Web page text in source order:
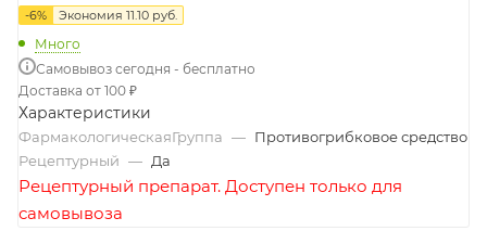
-6% Экономия 11.10 руб.
Много
Самовывоз сегодня - бесплатно
Доставка от 100 ₽
Характеристики
ФармакологическаяГруппа — Противогрибковое средство
Рецептурный — Да
Рецептурный препарат. Доступен только для
самовывоза